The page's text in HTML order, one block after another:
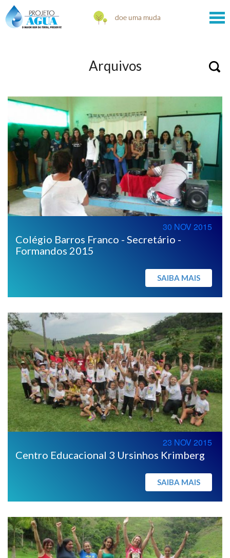
Arquivos
Colégio Barros Franco - Secretário -
Formandos 2015
30 NOV 2015
SAIBA MAIS
Centro Educacional 3 Ursinhos Krimberg
23 NOV 2015
SAIBA MAIS